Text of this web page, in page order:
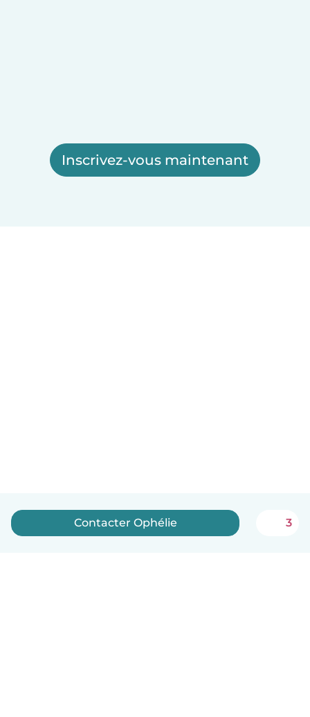
Inscrivez-vous maintenant
Contacter Ophélie 3